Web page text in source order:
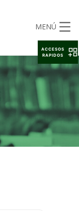
MENÚ
ACCESOS
RAPIDOS